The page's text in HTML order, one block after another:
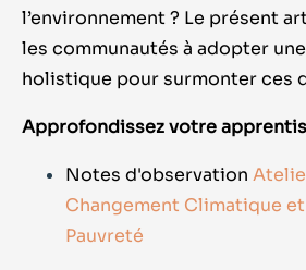
l’environnement ? Le présent
les communautés à adopter
holistique pour surmonter ces
Approfondissez votre
Notes d'observation
Changement Climatique et
Pauvreté